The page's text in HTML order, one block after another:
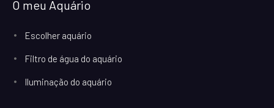
O meu Aquário
Escolher aquário
Filtro de água do aquário
Iluminação do aquário